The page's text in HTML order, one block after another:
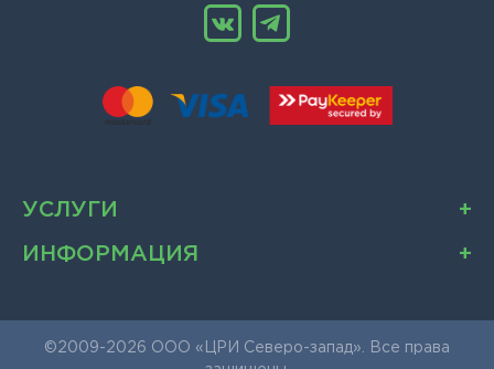
УСЛУГИ
ИНФОРМАЦИЯ
©2009-2026 ООО «ЦРИ Северо-запад». Все права